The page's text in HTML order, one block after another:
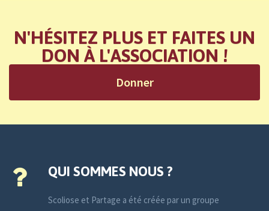
N'HÉSITEZ PLUS ET FAITES UN
DON À L'ASSOCIATION !
Donner
QUI SOMMES NOUS ?
Scoliose et Partage a été créée par un groupe